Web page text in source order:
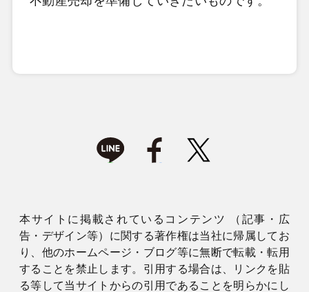
本サイトに掲載されているコンテンツ （記事・広
告・デザイン等）に関する著作権は当社に帰属してお
り、他のホームページ・ブログ等に無断で転載・転用
することを禁止します。引用する場合は、リンクを貼
る等して当サイトからの引用であることを明らかにし